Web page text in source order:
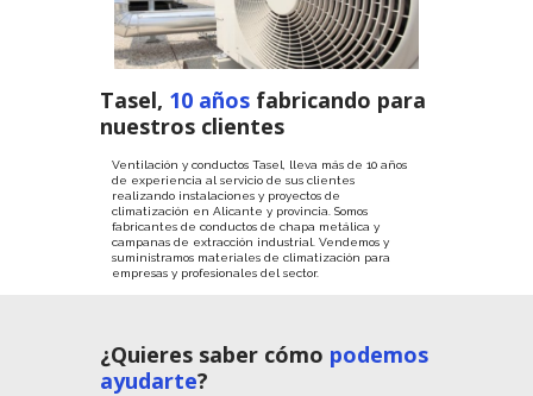
Ventilación y conductos Tasel, lleva más de 10 años
de experiencia al servicio de sus clientes
realizando instalaciones y proyectos de
climatización en Alicante y provincia. Somos
fabricantes de conductos de chapa metálica y
campanas de extracción industrial. Vendemos y
suministramos materiales de climatización para
empresas y profesionales del sector.
Tasel, 10 años fabricando para
nuestros clientes
¿Quieres saber cómo podemos
ayudarte?